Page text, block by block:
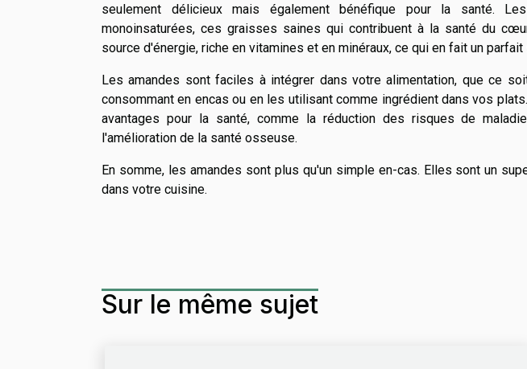
seulement délicieux mais également bénéfique pour la santé.
monoinsaturées, ces graisses saines qui contribuent à la santé du
source d'énergie, riche en vitamines et en minéraux, ce qui en fait un parfait
Les amandes sont faciles à intégrer dans votre alimentation, que ce
consommant en encas ou en les utilisant comme ingrédient dans vos
avantages pour la santé, comme la réduction des risques de
l'amélioration de la santé osseuse.
En somme, les amandes sont plus qu'un simple en-cas. Elles sont un
dans votre cuisine.
Sur le même sujet